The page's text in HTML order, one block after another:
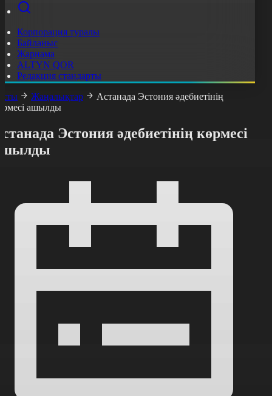
Корпорация туралы
Байланыс
Жарнама
ALTYN QOR
Редакция стандарты
Жаңалықтар
Астанада Эстония әдебиетінің
ашылды
Эстония әдебиетінің көрмесі